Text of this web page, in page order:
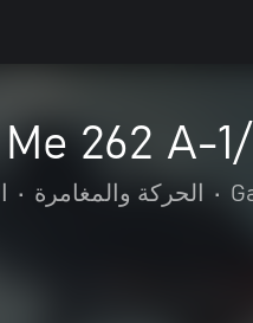
262 A-
• الحركة والمغامرة •